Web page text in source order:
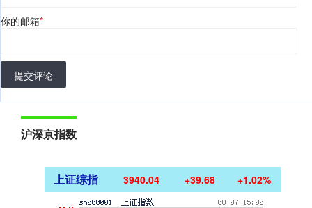
你的邮箱*
提交评论
沪深京指数
上证综指 3940.04 +39.68 +1.02%